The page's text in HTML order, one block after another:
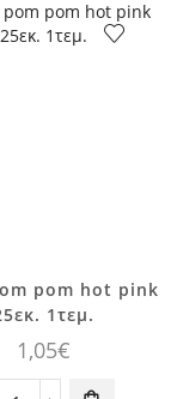
πουά
6τεμ.
pom hot pink
1τεμ.
1,05€